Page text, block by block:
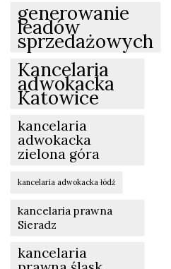
generowanie
leadów
sprzedażowych
Kancelaria
adwokacka
Katowice
kancelaria
adwokacka
zielona góra
kancelaria adwokacka łódź
kancelaria prawna
Sieradz
kancelaria